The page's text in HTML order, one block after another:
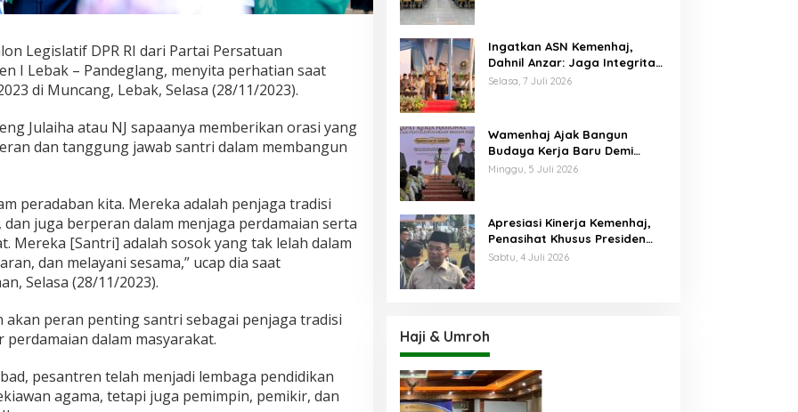
Legislatif DPR RI dari Partai Persatuan
I Lebak – Pandeglang, menyita perhatian saat
di Muncang, Lebak, Selasa (28/11/2023).
Julaiha atau NJ sapaanya memberikan orasi yang
dan tanggung jawab santri dalam membangun
peradaban kita. Mereka adalah penjaga tradisi
juga berperan dalam menjaga perdamaian serta
Mereka [Santri] adalah sosok yang tak lelah dalam
dan melayani sesama,” ucap dia saat
Selasa (28/11/2023).
akan peran penting santri sebagai penjaga tradisi
dalam masyarakat.
pesantren telah menjadi lembaga pendidikan
agama, tetapi juga pemimpin, pemikir, dan
Ingatkan ASN Kemenhaj,
Dahnil Anzar: Jaga Integritas,
Hentikan Praktik Menjadikan
Selasa, 7 Juli 2026
Wamenhaj Ajak Bangun
Budaya Kerja Baru Demi
Pelayanan Terbaik bagi
Minggu, 5 Juli 2026
Apresiasi Kinerja Kemenhaj,
Penasihat Khusus Presiden
Nilai Transisi
Sabtu, 4 Juli 2026
Haji & Umroh